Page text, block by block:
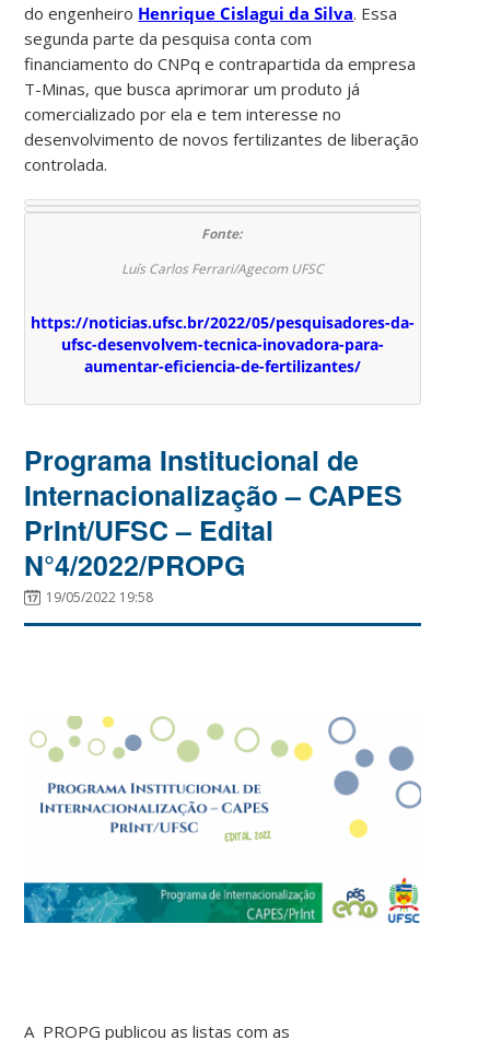
do engenheiro Henrique Cislagui da Silva. Essa
segunda parte da pesquisa conta com
financiamento do CNPq e contrapartida da empresa
T-Minas, que busca aprimorar um produto já
comercializado por ela e tem interesse no
desenvolvimento de novos fertilizantes de liberação
controlada.
Fonte:
Luís Carlos Ferrari/Agecom UFSC
https://noticias.ufsc.br/2022/05/pesquisadores-da-
ufsc-desenvolvem-tecnica-inovadora-para-
aumentar-eficiencia-de-fertilizantes/
Programa Institucional de
Internacionalização – CAPES
PrInt/UFSC – Edital
N°4/2022/PROPG
19/05/2022 19:58
A PROPG publicou as listas com as